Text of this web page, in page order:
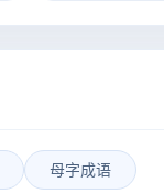
母字成语